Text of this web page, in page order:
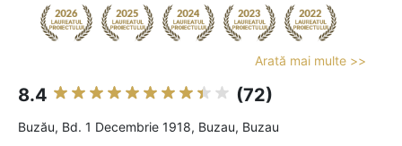
Arată mai multe >>
8.4 (72)
Buzău, Bd. 1 Decembrie 1918, Buzau, Buzau